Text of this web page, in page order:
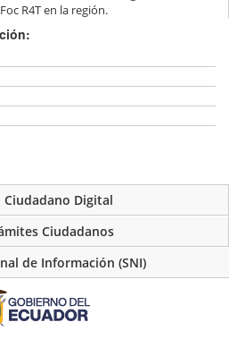
Foc R4T en la región.
Digital
Ciudadanos
de Información (SNI)